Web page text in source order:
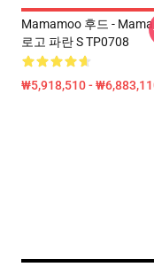
Mamamoo 후드 -
로고 파란 S TP0708
₩5,918,510 -